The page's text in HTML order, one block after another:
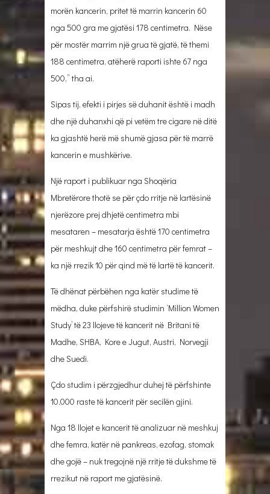
morën kancerin, pritet të marrin kancerin 60
nga 500 gra me gjatësi 178 centimetra. Nëse
për mostër marrim një grua të gjatë, të themi
188 centimetra, atëherë raporti ishte 67 nga
500,” tha ai.
Sipas tij, efekti i pirjes së duhanit është i madh
dhe një duhanxhi që pi vetëm tre cigare në ditë
ka gjashtë herë më shumë gjasa për të marrë
kancerin e mushkërive.
Një raport i publikuar nga Shoqëria
Mbretërore thotë se për çdo rritje në lartësinë
njerëzore prej dhjetë centimetra mbi
mesataren – mesatarja është 170 centimetra
për meshkujt dhe 160 centimetra për femrat –
ka një rrezik 10 për qind më të lartë të kancerit.
Të dhënat përbëhen nga katër studime të
mëdha, duke përfshirë studimin ‘Million Women
Study’ të 23 llojeve të kancerit në Britani të
Madhe, SHBA, Kore e Jugut, Austri, Norvegji
dhe Suedi.
Çdo studim i përzgjedhur duhej të përfshinte
10,000 raste të kancerit për secilën gjini.
Nga 18 llojet e kancerit të analizuar në meshkuj
dhe femra, katër në pankreas, ezofag, stomak
dhe gojë – nuk tregojnë një rritje të dukshme të
rrezikut në raport me gjatësinë.